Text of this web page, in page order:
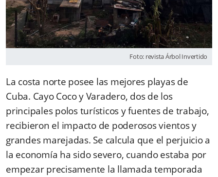
Foto: revista Árbol Invertido
La costa norte posee las mejores playas de
Cuba. Cayo Coco y Varadero, dos de los
principales polos turísticos y fuentes de trabajo,
recibieron el impacto de poderosos vientos y
grandes marejadas. Se calcula que el perjuicio a
la economía ha sido severo, cuando estaba por
empezar precisamente la llamada temporada